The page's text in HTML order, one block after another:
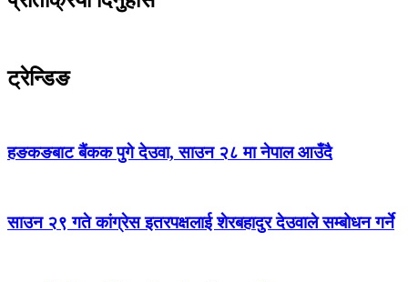
ट्रेन्डिङ
हङकङबाट बैंकक पुगे देउवा, साउन २८ मा नेपाल आउँदै
साउन २९ गते कांग्रेस इतरपक्षलाई शेरबहादुर देउवाले सम्बोधन गर्ने